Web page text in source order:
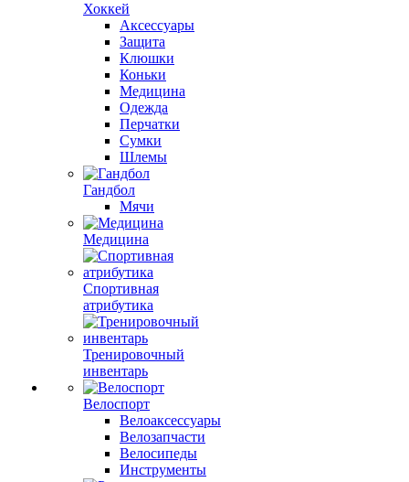
Хоккей
Аксессуары
Защита
Клюшки
Коньки
Медицина
Одежда
Перчатки
Сумки
Шлемы
Гандбол
Мячи
Медицина
Спортивная
атрибутика
Тренировочный
инвентарь
Велоспорт
Велоаксессуары
Велозапчасти
Велосипеды
Инструменты